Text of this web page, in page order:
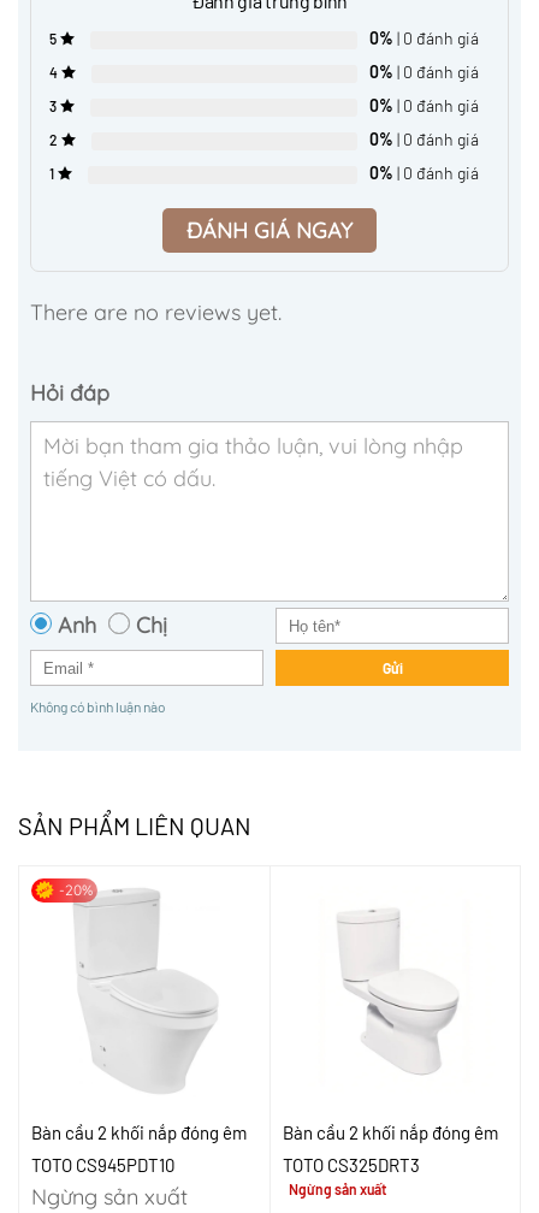
5 0% | 0 đánh giá
4 0% | 0 đánh giá
3 0% | 0 đánh giá
2 0% | 0 đánh giá
1 0% | 0 đánh giá
ĐÁNH GIÁ NGAY
There are no reviews yet.
Hỏi đáp
Anh Chị
Gửi
Không có bình luận nào
SẢN PHẨM LIÊN QUAN
-20%
Bàn cầu 2 khối nắp đóng êm
TOTO CS945PDT10
Ngừng sản xuất
Bàn cầu 2 khối nắp đóng êm
TOTO CS325DRT3
Ngừng sản xuất